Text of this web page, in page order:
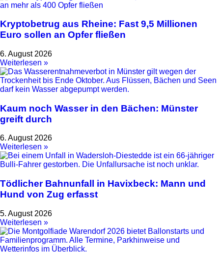
Kryptobetrug aus Rheine: Fast 9,5 Millionen
Euro sollen an Opfer fließen
6. August 2026
Weiterlesen »
Kaum noch Wasser in den Bächen: Münster
greift durch
6. August 2026
Weiterlesen »
Tödlicher Bahnunfall in Havixbeck: Mann und
Hund von Zug erfasst
5. August 2026
Weiterlesen »